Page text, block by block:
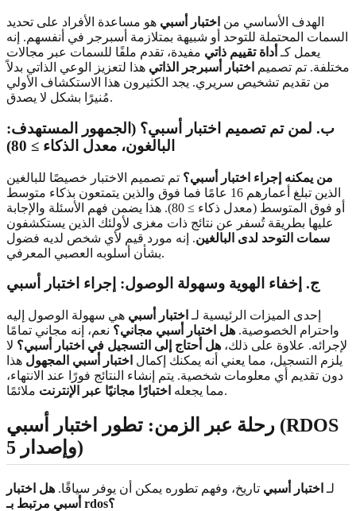
الهدف الأساسي من اختبار أسبي هو مساعدة الأفراد على تحديد
السمات المحتملة للتوحد أو شبيهة بمتلازمة أسبرجر في أنفسهم. إنه
يعمل كـ أداة تقييم ذاتي مفيدة، تقدم ملفًا للسمات عبر مجالات
مختلفة. تم تصميم اختبار أسبرجر الذاتي هذا لتعزيز الوعي الذاتي بدلاً
من تقديم تشخيص سريري. يجد الكثيرون هذا الاستكشاف الأولي
مُنيرًا بشكل لا يصدق.
ب. لمن تم تصميم اختبار أسبي؟ (الجمهور المستهدف:
البالغون، معدل الذكاء ≥ 80)
من يمكنه إجراء اختبار أسبي؟ تم تصميم الاختبار خصيصًا للبالغين
الذين تبلغ أعمارهم 16 عامًا فما فوق والذين يتمتعون بذكاء متوسط
أو فوق المتوسط (معدل ذكاء ≥ 80). هذا يضمن فهم الأسئلة والإجابة
عليها بطريقة تُسفر عن نتائج ذات مغزى لأولئك الذين يستكشفون
سمات التوحد لدى البالغين. إنه مورد قيم لأي شخص لديه فضول
بشأن أسلوبه العصبي المعرفي.
ج. إخفاء الهوية وسهولة الوصول: إجراء اختبار أسبي
إحدى الميزات الرئيسية لـ اختبار أسبي هي سهولة الوصول إليه
واحترام الخصوصية. هل اختبار أسبي مجاني؟ نعم، إنه مجاني تمامًا
لإجرائه. علاوة على ذلك، هل أحتاج إلى التسجيل في اختبار أسبي؟ لا
يلزم التسجيل، مما يعني أنه يمكنك إكمال اختبار أسبي المجهول هذا
دون تقديم أي معلومات شخصية. يتم إنشاء النتائج فورًا عند الانتهاء،
مما يجعله اختبارًا مجانيًا عبر الإنترنت ملائمًا.
رحلة عبر الزمن: تطور اختبار أسبي (RDOS
وإصدار 5)
لـ اختبار أسبي تاريخ، وفهم تطوره يمكن أن يوفر سياقًا. هل اختبار
أسبي مرتبط بـ rdos؟